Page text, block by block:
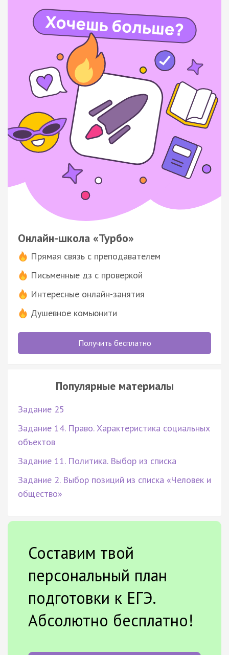
Онлайн-школа «Турбо»
Прямая связь с преподавателем
Письменные дз с проверкой
Интересные онлайн-занятия
Душевное комьюнити
Получить бесплатно
Популярные материалы
Задание 25
Задание 14. Право. Характеристика социальных
объектов
Задание 11. Политика. Выбор из списка
Задание 2. Выбор позиций из списка «Человек и
общество»
Составим твой
персональный план
подготовки к ЕГЭ.
Абсолютно бесплатно!